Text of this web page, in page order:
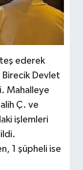
ederek
Birecik Devlet
Mahalleye
Ç. ve
işlemleri
1 şüpheli ise